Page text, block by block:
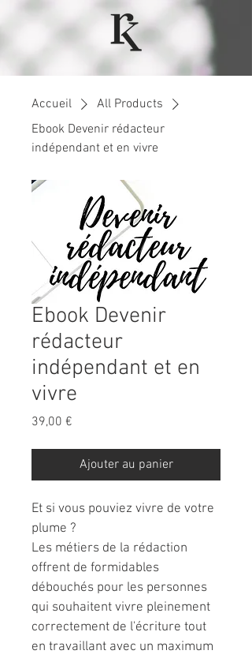
Accueil
All Products
Ebook Devenir rédacteur
indépendant et en vivre
Ebook Devenir
rédacteur
indépendant et en
vivre
39,00 €
Ajouter au panier
Et si vous pouviez vivre de votre
plume ?
Les métiers de la rédaction
offrent de formidables
débouchés pour les personnes
qui souhaitent vivre pleinement
correctement de l'écriture tout
en travaillant avec un maximum